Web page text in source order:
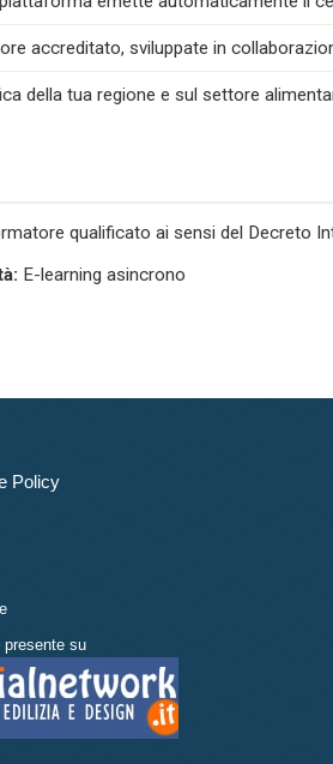
accreditato, sviluppate in
della tua regione e sul settore
qualificato ai sensi del Decreto
E-learning asincrono
Policy
presente su